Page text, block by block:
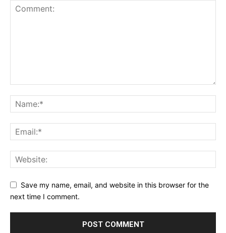
Save my name, email, and website in this browser for the
next time I comment.